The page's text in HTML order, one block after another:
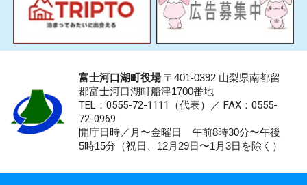
富士河口湖町役場〒401-0392 山梨県南都留
郡富士河口湖町船津1700番地
TEL：0555-72-1111 （代表）／ FAX：0555-
72-0969
開庁日時／月〜金曜日 午前8時30分〜午後
5時15分（祝日、12月29日〜1月3日を除く）